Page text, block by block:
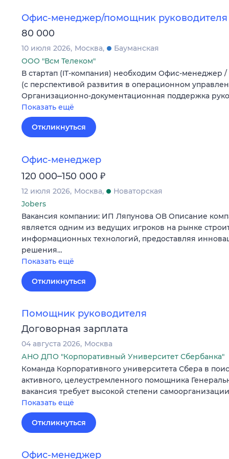
Офис-менеджер/помощник руководителя
80 000
10 июля 2026 Москва
Бауманская
ООО "Всм Телеком"
В стартап (IT-компания) необходим Офис-менеджер
(с перспективой развития в операционном
Организационно-документационная поддержка
Показать ещё
Откликнуться
Офис-менеджер
120 000–150 000 ₽
12 июля 2026 Москва
Новаторская
Jobers
Вакансия компании: ИП Ляпунова ОВ Описание
является одним из ведущих игроков на рынке
информационных технологий, предоставляя
решения…
Показать ещё
Откликнуться
Помощник руководителя
Договорная зарплата
04 августа 2026 Москва
АНО ДПО "Корпоративный Университет Сбербанка"
Команда Корпоративного университета Сбера в
активного, целеустремленного помощника
вакансия требует высокой степени
Показать ещё
Откликнуться
Офис-менеджер